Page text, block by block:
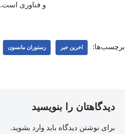
و فناوری است.
برچسب‌ها: اخرین خبر رستوران مانسون
دیدگاهتان را بنویسید
برای نوشتن دیدگاه باید وارد بشوید.